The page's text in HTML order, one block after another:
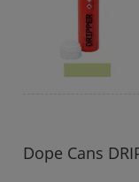
Dope Cans